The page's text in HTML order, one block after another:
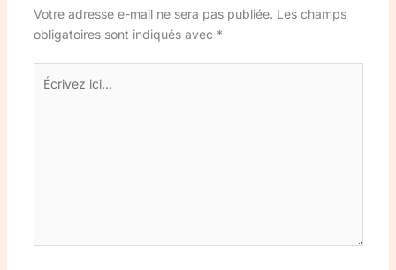
Votre adresse e-mail ne sera pas publiée. Les champs
obligatoires sont indiqués avec *
ici…